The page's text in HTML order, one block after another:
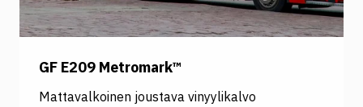
GF E209 Metromark™
Mattavalkoinen joustava vinyylikalvo